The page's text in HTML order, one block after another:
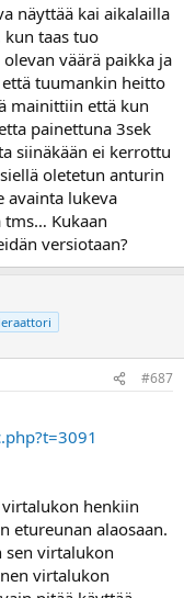
näyttää kai aikalailla
taas tuo
väärä paikka ja
tuumankin heitto
mainittiin että kun
painettuna 3sek
siinäkään ei kerrottu
oletetun anturin
avainta lukeva
tms… Kukaan
versiotaan?
#687
henkiin
etureunan alaosaan.
virtalukon
virtalukon